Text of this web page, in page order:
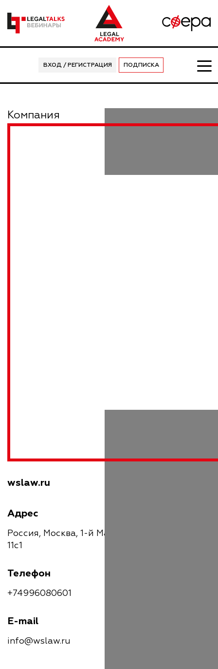
ВХОД / РЕГИСТРАЦИЯ ПОДПИСКА
Компания
wslaw.ru
Адрес
Россия, Москва, 1-й Магистральный тупик,
11с1
Телефон
+74996080601
E-mail
info@wslaw.ru